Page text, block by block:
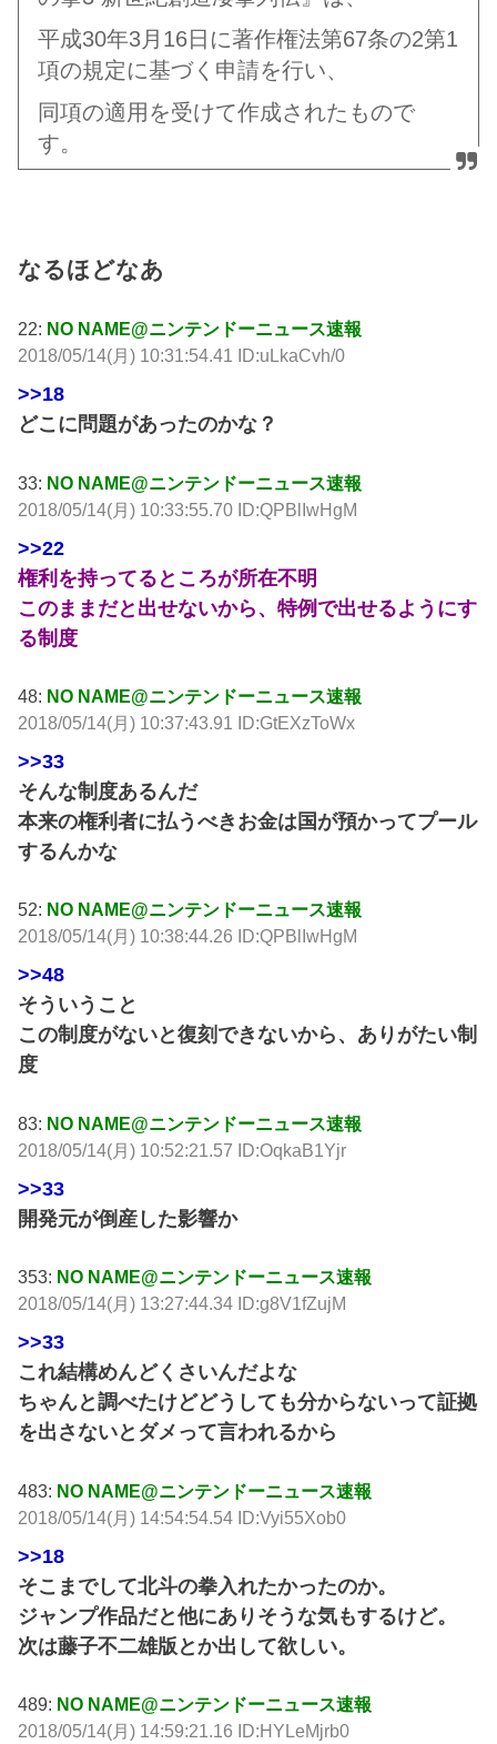
平成30年3月16日に著作権法第67条の2第1
項の規定に基づく申請を行い、
同項の適用を受けて作成されたもので
す。
なるほどなあ
22: NO NAME@ニンテンドーニュース速報
2018/05/14(月) 10:31:54.41 ID:uLkaCvh/0
>>18
どこに問題があったのかな？
33: NO NAME@ニンテンドーニュース速報
2018/05/14(月) 10:33:55.70 ID:QPBlIwHgM
>>22
権利を持ってるところが所在不明
このままだと出せないから、特例で出せるようにす
る制度
48: NO NAME@ニンテンドーニュース速報
2018/05/14(月) 10:37:43.91 ID:GtEXzToWx
>>33
そんな制度あるんだ
本来の権利者に払うべきお金は国が預かってプール
するんかな
52: NO NAME@ニンテンドーニュース速報
2018/05/14(月) 10:38:44.26 ID:QPBlIwHgM
>>48
そういうこと
この制度がないと復刻できないから、ありがたい制
度
83: NO NAME@ニンテンドーニュース速報
2018/05/14(月) 10:52:21.57 ID:OqkaB1Yjr
>>33
開発元が倒産した影響か
353: NO NAME@ニンテンドーニュース速報
2018/05/14(月) 13:27:44.34 ID:g8V1fZujM
>>33
これ結構めんどくさいんだよな
ちゃんと調べたけどどうしても分からないって証拠
を出さないとダメって言われるから
483: NO NAME@ニンテンドーニュース速報
2018/05/14(月) 14:54:54.54 ID:Vyi55Xob0
>>18
そこまでして北斗の拳入れたかったのか。
ジャンプ作品だと他にありそうな気もするけど。
次は藤子不二雄版とか出して欲しい。
489: NO NAME@ニンテンドーニュース速報
2018/05/14(月) 14:59:21.16 ID:HYLeMjrb0